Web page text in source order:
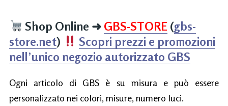
Shop Online ➜ GBS-STORE (gbs-
store.net)
Scopri prezzi e promozioni
nell’unico negozio autorizzato GBS
Ogni articolo di GBS è su misura e può essere
personalizzato nei colori, misure, numero luci.